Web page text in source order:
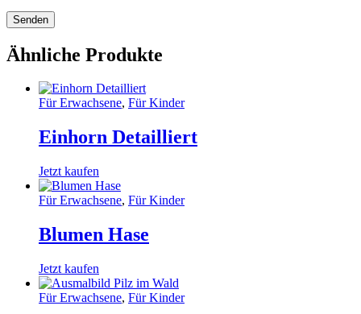
Ähnliche Produkte
Für Erwachsene, Für Kinder
Einhorn Detailliert
Jetzt kaufen
Für Erwachsene, Für Kinder
Blumen Hase
Jetzt kaufen
Für Erwachsene, Für Kinder